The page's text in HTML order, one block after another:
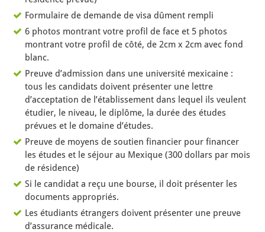
Formulaire de demande de visa dûment rempli
6 photos montrant votre profil de face et 5 photos
montrant votre profil de côté, de 2cm x 2cm avec fond
blanc.
Preuve d’admission dans une université mexicaine :
tous les candidats doivent présenter une lettre
d’acceptation de l’établissement dans lequel ils veulent
étudier, le niveau, le diplôme, la durée des études
prévues et le domaine d’études.
Preuve de moyens de soutien financier pour financer
les études et le séjour au Mexique (300 dollars par mois
de résidence)
Si le candidat a reçu une bourse, il doit présenter les
documents appropriés.
Les étudiants étrangers doivent présenter une preuve
d’assurance médicale.